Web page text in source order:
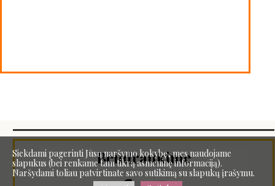
Bendraukime
Siekdami pagerinti Jūsų naršymo kokybę, mes naudojame
slapukus (bei renkame tam tikrą asmeninę informaciją).
Naršydami toliau patvirtinate savo sutikimą su slapukų įrašymu.